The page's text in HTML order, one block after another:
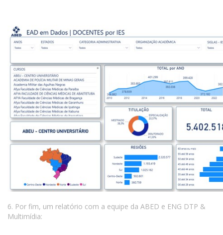
6. Por fim, um relatório com a equipe da ABED e ENG DTP &
Multimídia: